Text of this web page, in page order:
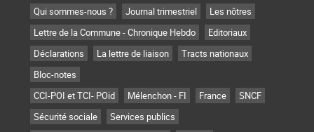
Qui sommes-nous ? Journal trimestriel
Les nôtres
Lettre de la Commune - Chronique Hebdo
Editoriaux
Déclarations
La lettre de liaison
Tracts nationaux
Bloc-notes
CCI-POI et TCI- POid
Mélenchon - FI France
SNCF
Sécurité sociale
Services publics